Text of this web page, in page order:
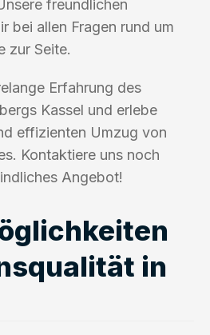
freundlichen
bei allen Fragen rund um
zur Seite.
Erfahrung des
Kassel und erlebe
effizienten Umzug von
Kontaktiere uns noch
Angebot!
in